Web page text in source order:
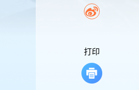
打印